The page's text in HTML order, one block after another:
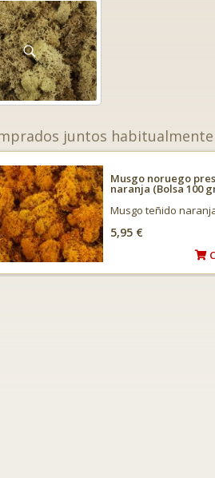
juntos habitualmente
Musgo noruego
naranja (Bolsa 100
Musgo teñido
5,95 €